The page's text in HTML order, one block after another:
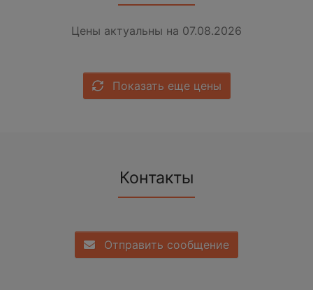
Цены актуальны на 07.08.2026
Показать еще цены
Контакты
Отправить сообщение